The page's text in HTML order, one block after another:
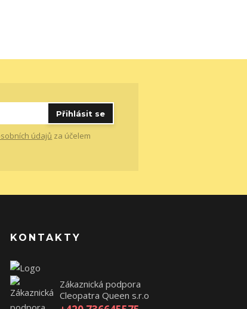
Přihlásit se
údajů za účelem
KONTAKTY
Zákaznická podpora
Cleopatra Queen s.r.o